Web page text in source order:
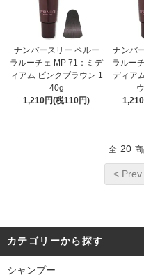
ナンバースリー ペルー
ラルーチェ MP 71：ミデ
ィアム ピンクブラウン 1
40g
1,210円(税110円)
ナンバ
ラルー
ディア
全 20
< Prev
カテゴリーから探す
シャンプー